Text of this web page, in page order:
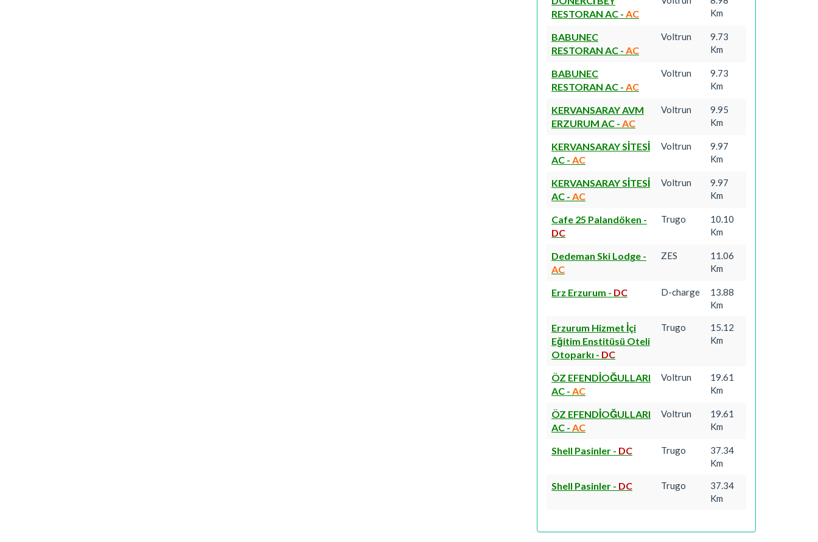
RESTORAN AC - AC
Km
BABUNEC
RESTORAN AC - AC
Voltrun
9.73
Km
BABUNEC
RESTORAN AC - AC
Voltrun
9.73
Km
KERVANSARAY AVM
ERZURUM AC - AC
Voltrun
9.95
Km
KERVANSARAY SİTESİ
AC - AC
Voltrun
9.97
Km
KERVANSARAY SİTESİ
AC - AC
Voltrun
9.97
Km
Cafe 25 Palandöken -
DC
Trugo
10.10
Km
Dedeman Ski Lodge -
AC
ZES
11.06
Km
Erz Erzurum - DC D-charge
13.88
Km
Erzurum Hizmet İçi
Eğitim Enstitüsü Oteli
Otoparkı - DC
Trugo
15.12
Km
ÖZ EFENDİOĞULLARI
AC - AC
Voltrun
19.61
Km
ÖZ EFENDİOĞULLARI
AC - AC
Voltrun
19.61
Km
Shell Pasinler - DC Trugo
37.34
Km
Shell Pasinler - DC Trugo
37.34
Km